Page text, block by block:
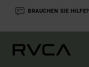
BRAUCHEN SIE HILFE?